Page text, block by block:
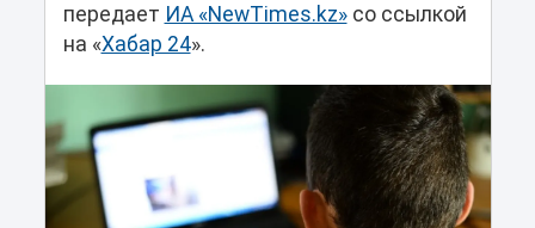
передает ИА «NewTimes.kz»со ссылкой
на «Хабар 24».